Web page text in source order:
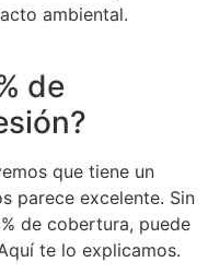
ambiental.
de
que tiene un
parece excelente. Sin
de cobertura, puede
te lo explicamos.